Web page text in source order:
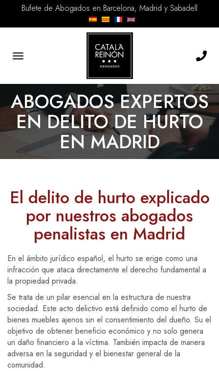
Bufete de Abogados en Barcelona, Madrid y Sabadell
Toggle
ABOGADOS EXPERTOS
EN DELITO DE HURTO
EN MADRID
El delito de hurto explicado
por nuestros abogados
penalistas en Madrid
En el ámbito jurídico español, el hurto se erige como una
infracción que ataca directamente el derecho fundamental a
la propiedad privada.
Se trata de un pilar esencial en la estructura de nuestra
sociedad. Este acto delictivo está definido como el hurto de
bienes muebles ajenos sin el consentimiento del dueño. Su el
objetivo de obtener beneficio económico y no solo genera
un daño financiero a la víctima. También impacta de manera
adversa en la seguridad y el bienestar general de la
comunidad.